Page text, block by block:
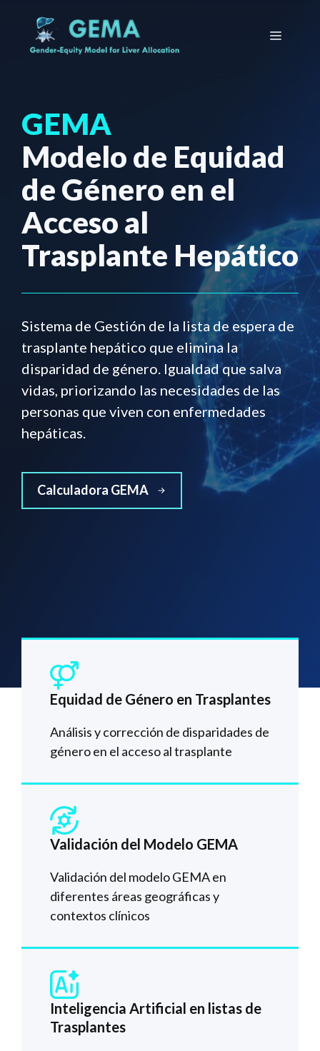
contenido
Menú
GEMA
Modelo de Equidad
de Género en el
Acceso al
Trasplante Hepático
Sistema de Gestión de la lista de espera de
trasplante hepático que elimina la
disparidad de género. Igualdad que salva
vidas, priorizando las necesidades de las
personas que viven con enfermedades
hepáticas.
Calculadora GEMA
Equidad de Género en Trasplantes
Análisis y corrección de disparidades de
género en el acceso al trasplante
Validación del Modelo GEMA
Validación del modelo GEMA en
diferentes áreas geográficas y
contextos clínicos
Inteligencia Artificial en listas de
Trasplantes